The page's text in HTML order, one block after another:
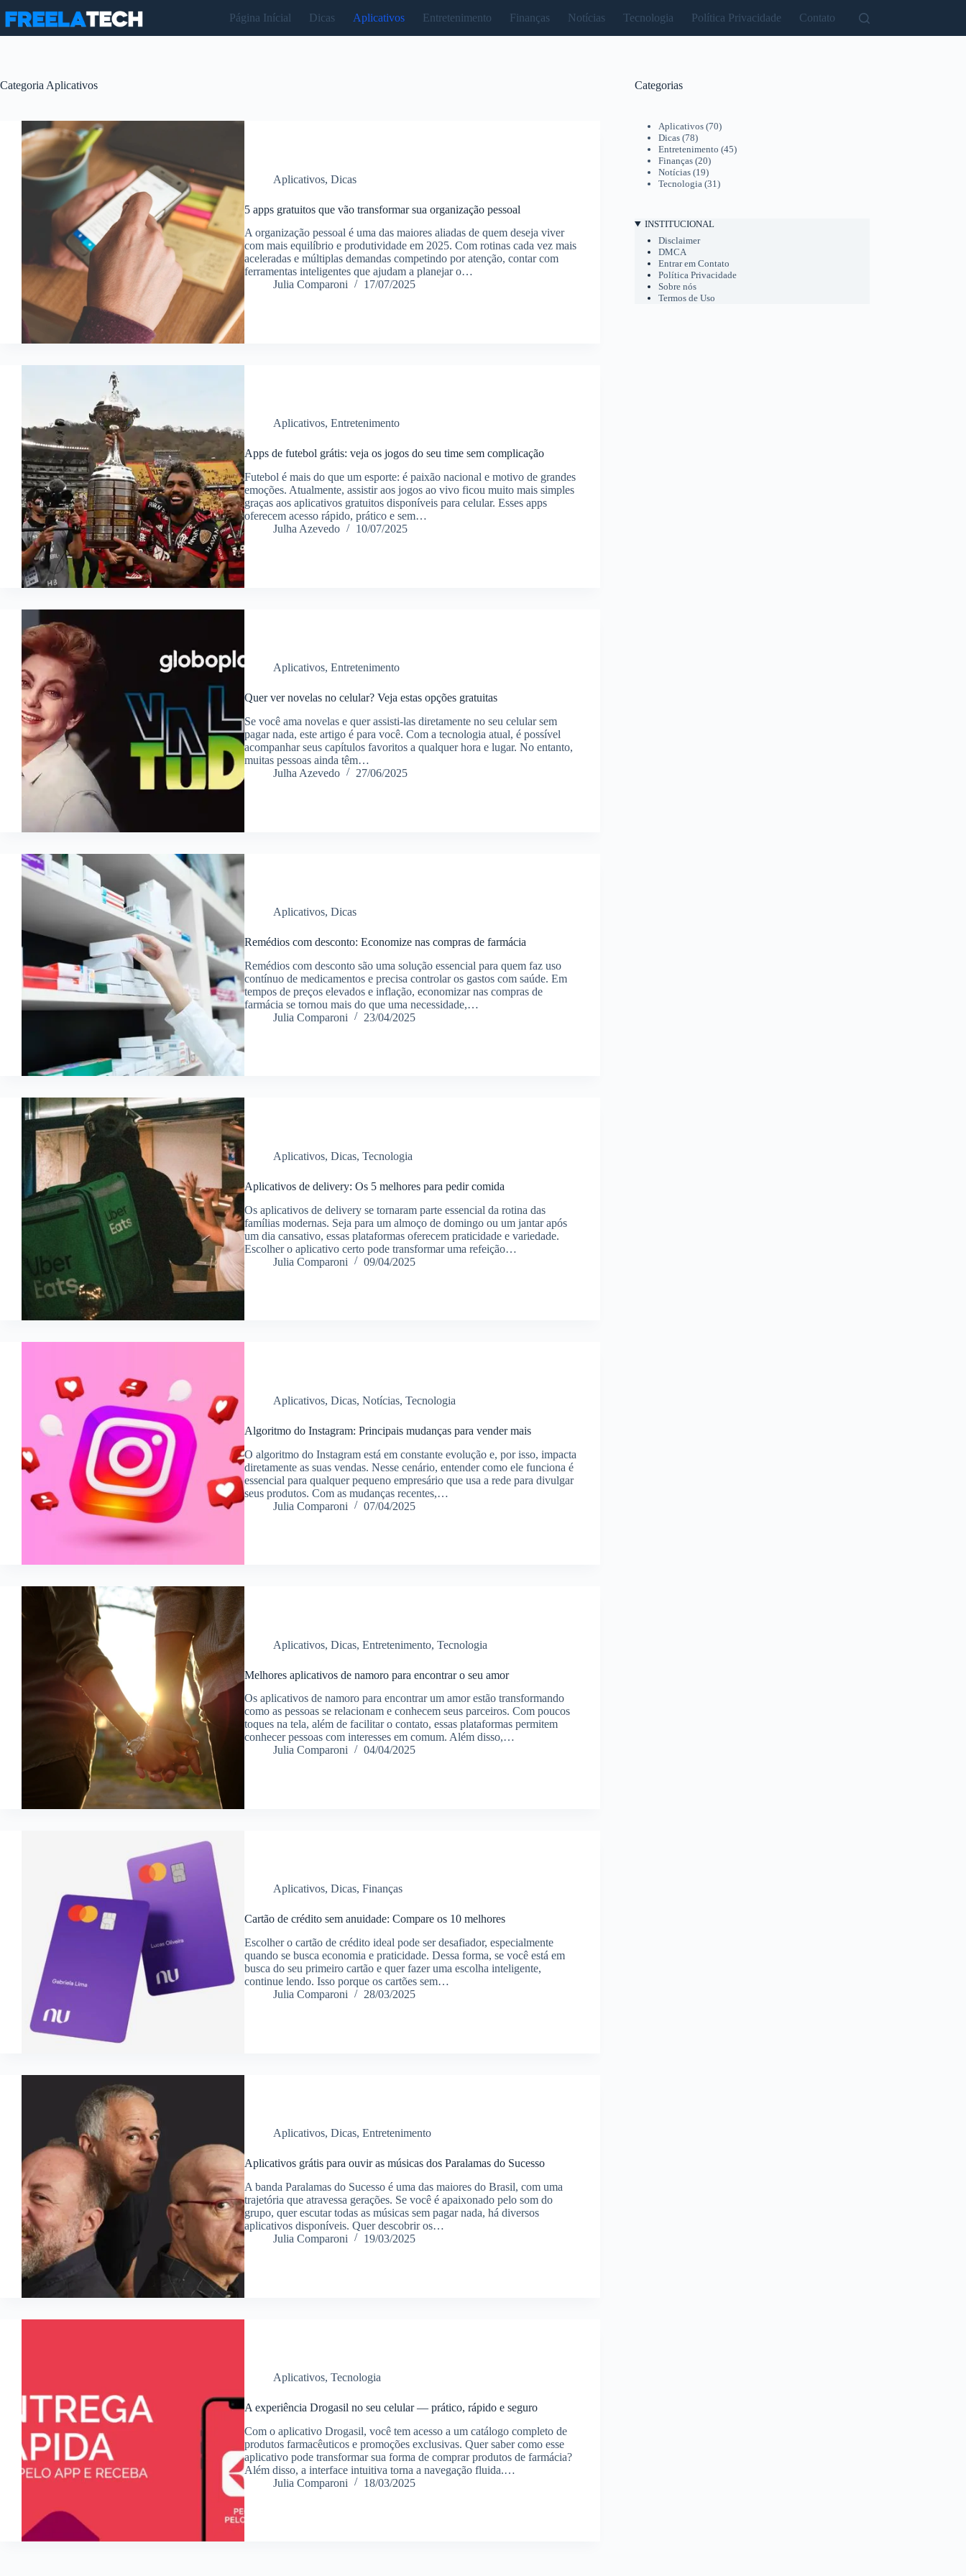
para
Página Inícial Dicas Aplicativos Entretenimento Finanças Notícias Tecnologia Política Privacidade Contato
Categoria Aplicativos
Aplicativos, Dicas
5 apps gratuitos que vão transformar sua organização pessoal
A organização pessoal é uma das maiores aliadas de quem deseja viver
com mais equilíbrio e produtividade em 2025. Com rotinas cada vez mais
aceleradas e múltiplas demandas competindo por atenção, contar com
ferramentas inteligentes que ajudam a planejar o…
Julia Comparoni
17/07/2025
Aplicativos, Entretenimento
Apps de futebol grátis: veja os jogos do seu time sem complicação
Futebol é mais do que um esporte: é paixão nacional e motivo de grandes
emoções. Atualmente, assistir aos jogos ao vivo ficou muito mais simples
graças aos aplicativos gratuitos disponíveis para celular. Esses apps
oferecem acesso rápido, prático e sem…
Julha Azevedo
10/07/2025
Aplicativos, Entretenimento
Quer ver novelas no celular? Veja estas opções gratuitas
Se você ama novelas e quer assisti-las diretamente no seu celular sem
pagar nada, este artigo é para você. Com a tecnologia atual, é possível
acompanhar seus capítulos favoritos a qualquer hora e lugar. No entanto,
muitas pessoas ainda têm…
Julha Azevedo
27/06/2025
Aplicativos, Dicas
Remédios com desconto: Economize nas compras de farmácia
Remédios com desconto são uma solução essencial para quem faz uso
contínuo de medicamentos e precisa controlar os gastos com saúde. Em
tempos de preços elevados e inflação, economizar nas compras de
farmácia se tornou mais do que uma necessidade,…
Julia Comparoni
23/04/2025
Aplicativos, Dicas, Tecnologia
Aplicativos de delivery: Os 5 melhores para pedir comida
Os aplicativos de delivery se tornaram parte essencial da rotina das
famílias modernas. Seja para um almoço de domingo ou um jantar após
um dia cansativo, essas plataformas oferecem praticidade e variedade.
Escolher o aplicativo certo pode transformar uma refeição…
Julia Comparoni
09/04/2025
Aplicativos, Dicas, Notícias, Tecnologia
Algoritmo do Instagram: Principais mudanças para vender mais
O algoritmo do Instagram está em constante evolução e, por isso, impacta
diretamente as suas vendas. Nesse cenário, entender como ele funciona é
essencial para qualquer pequeno empresário que usa a rede para divulgar
seus produtos. Com as mudanças recentes,…
Julia Comparoni
07/04/2025
Aplicativos, Dicas, Entretenimento, Tecnologia
Melhores aplicativos de namoro para encontrar o seu amor
Os aplicativos de namoro para encontrar um amor estão transformando
como as pessoas se relacionam e conhecem seus parceiros. Com poucos
toques na tela, além de facilitar o contato, essas plataformas permitem
conhecer pessoas com interesses em comum. Além disso,…
Julia Comparoni
04/04/2025
Aplicativos, Dicas, Finanças
Cartão de crédito sem anuidade: Compare os 10 melhores
Escolher o cartão de crédito ideal pode ser desafiador, especialmente
quando se busca economia e praticidade. Dessa forma, se você está em
busca do seu primeiro cartão e quer fazer uma escolha inteligente,
continue lendo. Isso porque os cartões sem…
Julia Comparoni
28/03/2025
Aplicativos, Dicas, Entretenimento
Aplicativos grátis para ouvir as músicas dos Paralamas do Sucesso
A banda Paralamas do Sucesso é uma das maiores do Brasil, com uma
trajetória que atravessa gerações. Se você é apaixonado pelo som do
grupo, quer escutar todas as músicas sem pagar nada, há diversos
aplicativos disponíveis. Quer descobrir os…
Julia Comparoni
19/03/2025
Aplicativos, Tecnologia
A experiência Drogasil no seu celular — prático, rápido e seguro
Com o aplicativo Drogasil, você tem acesso a um catálogo completo de
produtos farmacêuticos e promoções exclusivas. Quer saber como esse
aplicativo pode transformar sua forma de comprar produtos de farmácia?
Além disso, a interface intuitiva torna a navegação fluida.…
Julia Comparoni
18/03/2025
Categorias
Aplicativos(70)
Dicas(78)
Entretenimento (45)
Finanças(20)
Notícias(19)
Tecnologia(31)
INSTITUCIONAL
Disclaimer
DMCA
Entrar em Contato
Política Privacidade
Sobre nós
Termos de Uso